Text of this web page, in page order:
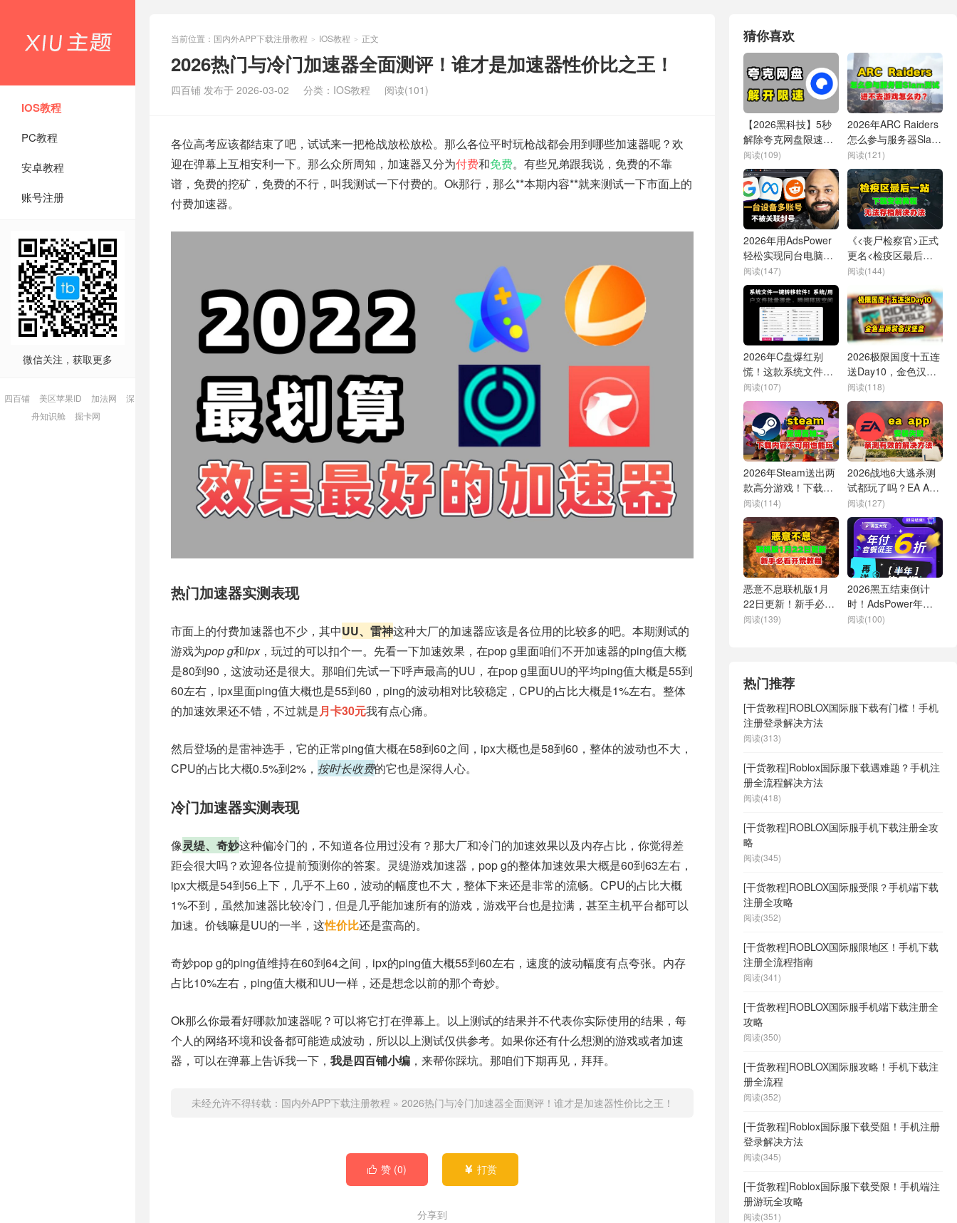
IOS教程
PC教程
安卓教程
账号注册
微信关注，获取更多
四百铺 美区苹果ID 加法网
深
舟知识舱
掘卡网
当前位置： 国内外APP下载注册教程 > IOS教程 > 正文
2026热门与冷门加速器全面测评！谁才是加速器性价比之王！
四百铺 发布于 2026-03-02 分类： IOS教程 阅读(101)
各位高考应该都结束了吧，试试来一把枪战放松放松。那么各位平时玩枪战都会用到哪些加速器呢？欢
迎在弹幕上互相安利一下。那么众所周知，加速器又分为付费和免费。有些兄弟跟我说，免费的不靠
谱，免费的挖矿，免费的不行，叫我测试一下付费的。Ok那行，那么**本期内容**就来测试一下市面上的
付费加速器。
热门加速器实测表现
市面上的付费加速器也不少，其中UU、雷神这种大厂的加速器应该是各位用的比较多的吧。本期测试的
游戏为pop g和ipx，玩过的可以扣个一。先看一下加速效果，在pop g里面咱们不开加速器的ping值大概
是80到90，这波动还是很大。那咱们先试一下呼声最高的UU，在pop g里面UU的平均ping值大概是55到
60左右，ipx里面ping值大概也是55到60，ping的波动相对比较稳定，CPU的占比大概是1%左右。整体
的加速效果还不错，不过就是月卡30元我有点心痛。
然后登场的是雷神选手，它的正常ping值大概在58到60之间，ipx大概也是58到60，整体的波动也不大，
CPU的占比大概0.5%到2%， 按时长收费的它也是深得人心。
冷门加速器实测表现
像灵缇、奇妙这种偏冷门的，不知道各位用过没有？那大厂和冷门的加速效果以及内存占比，你觉得差
距会很大吗？欢迎各位提前预测你的答案。灵缇游戏加速器，pop g的整体加速效果大概是60到63左右，
ipx大概是54到56上下，几乎不上60，波动的幅度也不大，整体下来还是非常的流畅。CPU的占比大概
1%不到，虽然加速器比较冷门，但是几乎能加速所有的游戏，游戏平台也是拉满，甚至主机平台都可以
加速。价钱嘛是UU的一半，这性价比还是蛮高的。
奇妙pop g的ping值维持在60到64之间，ipx的ping值大概55到60左右，速度的波动幅度有点夸张。内存
占比10%左右，ping值大概和UU一样，还是想念以前的那个奇妙。
Ok那么你最看好哪款加速器呢？可以将它打在弹幕上。以上测试的结果并不代表你实际使用的结果，每
个人的网络环境和设备都可能造成波动，所以以上测试仅供参考。如果你还有什么想测的游戏或者加速
器，可以在弹幕上告诉我一下， 我是四百铺小编 ，来帮你踩坑。那咱们下期再见，拜拜。
未经允许不得转载： 国内外APP下载注册教程 » 2026热门与冷门加速器全面测评！谁才是加速器性价比之王！
 赞 (0)  打赏
分享到
猜你喜欢
【2026黑科技】5秒
解除夸克网盘限速！
拉满你的宽带！
阅读(109)
2026年ARC Raiders
怎么参与服务器Slam
测试？进不去游戏、
延迟卡顿怎么办？
阅读(121)
2026年用AdsPower
轻松实现同台电脑多
账号创建！
阅读(147)
《<丧尸检察官>正式
更名<检疫区最后一
站>：下载安装教程
法》
阅读(144)
2026年C盘爆红别
慌！这款系统文件一
键转移软件太狠了：
系统/用户文件批量挪
走，瞬间释放空间，
重装Windows还能完
整保留数据，多硬盘
多系统无痛迁移
阅读(107)
2026极限国度十五连
送Day10，金色汉堡
盒装备登录即领，领
取失败有效解决办法
阅读(118)
2026年Steam送出两
款高分游戏！下载失
败、内容不可用也能
顺利开玩
阅读(114)
2026战地6大逃杀测
试都玩了吗？EA App
安装失败怎么解决
阅读(127)
恶意不息联机版1月
22日更新！新手必看
开荒教程及常见问题
阅读(139)
2026黑五结束倒计
时！AdsPower年付6
折还送半年
阅读(100)
热门推荐
[干货教程]ROBLOX国际服下载有门槛！手机
注册登录解决方法
阅读(313)
[干货教程]Roblox国际服下载遇难题？手机注
册全流程解决方法
阅读(418)
[干货教程]ROBLOX国际服手机下载注册全攻
略
阅读(345)
[干货教程]ROBLOX国际服受限？手机端下载
注册全攻略
阅读(352)
[干货教程]ROBLOX国际服限地区！手机下载
注册全流程指南
阅读(341)
[干货教程]ROBLOX国际服手机端下载注册全
攻略
阅读(350)
[干货教程]ROBLOX国际服攻略！手机下载注
册全流程
阅读(352)
[干货教程]Roblox国际服下载受阻！手机注册
登录解决方法
阅读(345)
[干货教程]Roblox国际服下载受限！手机端注
册游玩全攻略
阅读(351)